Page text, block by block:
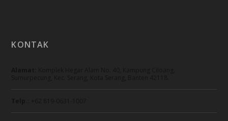
KONTAK